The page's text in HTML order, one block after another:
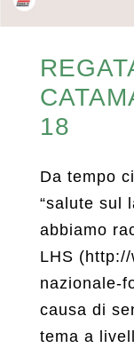
18
Da tempo
“salute sul
abbiamo
LHS
nazionale-
causa di
tema a